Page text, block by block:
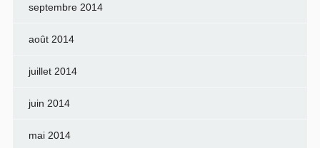
septembre 2014
août 2014
juillet 2014
juin 2014
mai 2014